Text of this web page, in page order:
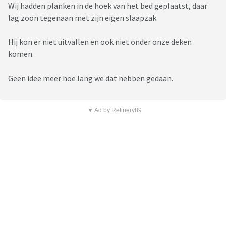
Wij hadden planken in de hoek van het bed geplaatst, daar
lag zoon tegenaan met zijn eigen slaapzak.
Hij kon er niet uitvallen en ook niet onder onze deken
komen.
Geen idee meer hoe lang we dat hebben gedaan.
▼ Ad by Refinery89